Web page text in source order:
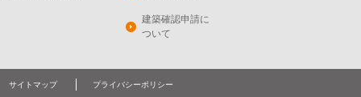
建築確認申請に
ついて
サイトマップ プライバシーポリシー